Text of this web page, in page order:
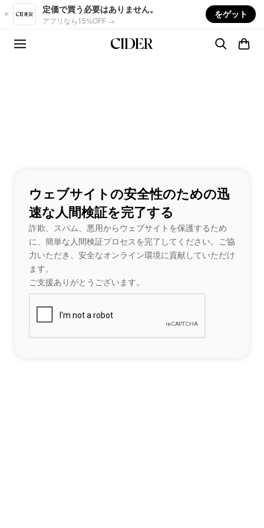
Skip to main content
定価で買う必要はありません。
アプリなら15%OFF →
をゲット
ウェブサイトの安全性のための迅
速な人間検証を完了する
詐欺、スパム、悪用からウェブサイトを保護するため
に、簡単な人間検証プロセスを完了してください。ご協
力いただき、安全なオンライン環境に貢献していただけ
ます。
ご支援ありがとうございます。